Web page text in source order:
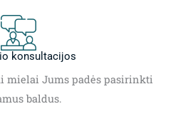
konsultacijos
mielai Jums padės pasirinkti
baldus.